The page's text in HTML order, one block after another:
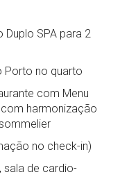
SPA para 2
Porto no quarto
com Menu
harmonização
no check-in)
sala de cardio-